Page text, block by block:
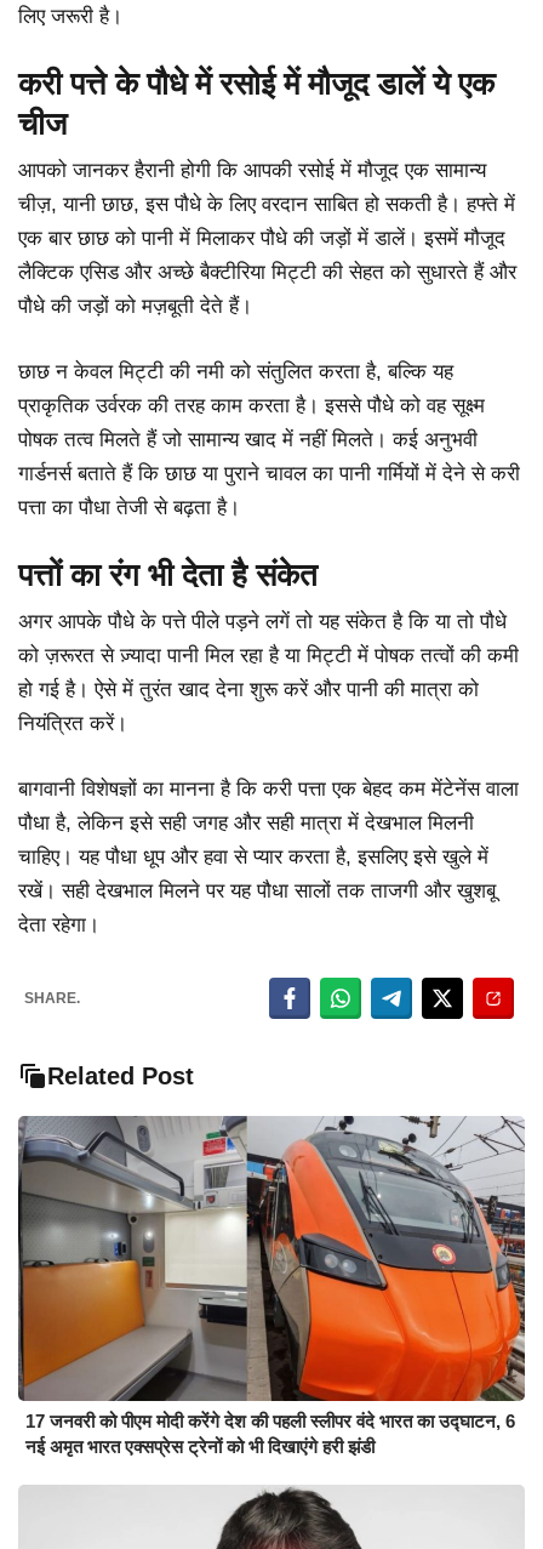
लिए जरूरी है।
करी पत्ते के पौधे में रसोई में मौजूद डालें ये एक
चीज
आपको जानकर हैरानी होगी कि आपकी रसोई में मौजूद एक सामान्य
चीज़, यानी छाछ, इस पौधे के लिए वरदान साबित हो सकती है। हफ्ते में
एक बार छाछ को पानी में मिलाकर पौधे की जड़ों में डालें। इसमें मौजूद
लैक्टिक एसिड और अच्छे बैक्टीरिया मिट्टी की सेहत को सुधारते हैं और
पौधे की जड़ों को मज़बूती देते हैं।
छाछ न केवल मिट्टी की नमी को संतुलित करता है, बल्कि यह
प्राकृतिक उर्वरक की तरह काम करता है। इससे पौधे को वह सूक्ष्म
पोषक तत्व मिलते हैं जो सामान्य खाद में नहीं मिलते। कई अनुभवी
गार्डनर्स बताते हैं कि छाछ या पुराने चावल का पानी गर्मियों में देने से करी
पत्ता का पौधा तेजी से बढ़ता है।
पत्तों का रंग भी देता है संकेत
अगर आपके पौधे के पत्ते पीले पड़ने लगें तो यह संकेत है कि या तो पौधे
को ज़रूरत से ज़्यादा पानी मिल रहा है या मिट्टी में पोषक तत्वों की कमी
हो गई है। ऐसे में तुरंत खाद देना शुरू करें और पानी की मात्रा को
नियंत्रित करें।
बागवानी विशेषज्ञों का मानना है कि करी पत्ता एक बेहद कम मेंटेनेंस वाला
पौधा है, लेकिन इसे सही जगह और सही मात्रा में देखभाल मिलनी
चाहिए। यह पौधा धूप और हवा से प्यार करता है, इसलिए इसे खुले में
रखें। सही देखभाल मिलने पर यह पौधा सालों तक ताजगी और खुशबू
देता रहेगा।
SHARE.
Related Post
17 जनवरी को पीएम मोदी करेंगे देश की पहली स्लीपर वंदे भारत का उद्घाटन, 6
नई अमृत भारत एक्सप्रेस ट्रेनों को भी दिखाएंगे हरी झंडी